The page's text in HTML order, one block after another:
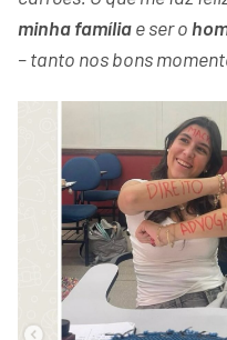
minha famíliae ser o
– tanto nos bons